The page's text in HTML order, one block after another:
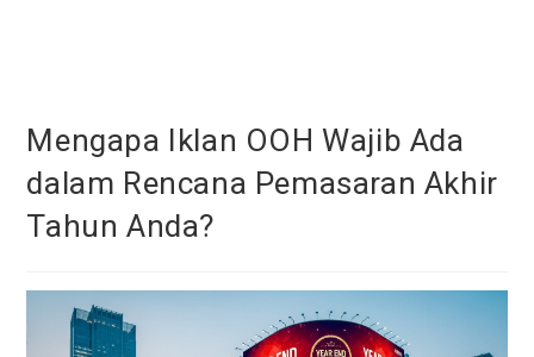
Mengapa Iklan OOH Wajib Ada
dalam Rencana Pemasaran Akhir
Tahun Anda?